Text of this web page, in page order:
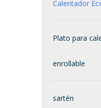
Calentador
Plato para
enrollable
sartén